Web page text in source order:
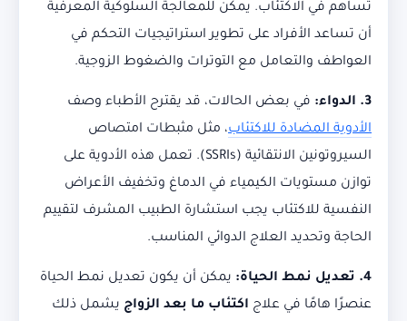
تساهم في الاكتئاب. يمكن للمعالجة السلوكية المعرفية
أن تساعد الأفراد على تطوير استراتيجيات التحكم في
العواطف والتعامل مع التوترات والضغوط الزوجية.
3. الدواء:
في بعض الحالات، قد يقترح الأطباء وصف
الأدوية المضادة للاكتئاب، مثل مثبطات امتصاص
السيروتونين الانتقائية (SSRIs). تعمل هذه الأدوية على
توازن مستويات الكيمياء في الدماغ وتخفيف الأعراض
النفسية للاكتئاب يجب استشارة الطبيب المشرف لتقييم
الحاجة وتحديد العلاج الدوائي المناسب.
4. تعديل نمط الحياة:
يمكن أن يكون تعديل نمط الحياة
عنصرًا هامًا في علاج اكتئاب ما بعد الزواج يشمل ذلك